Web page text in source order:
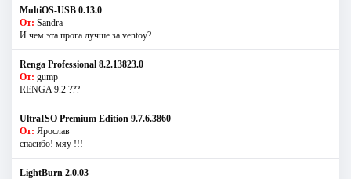
MultiOS-USB 0.13.0
От: Sandra
И чем эта прога лучше за ventoy?
Renga Professional 8.2.13823.0
От: gump
RENGA 9.2 ???
UltraISO Premium Edition 9.7.6.3860
От: Ярослав
спасибо! мяу !!!
LightBurn 2.0.03